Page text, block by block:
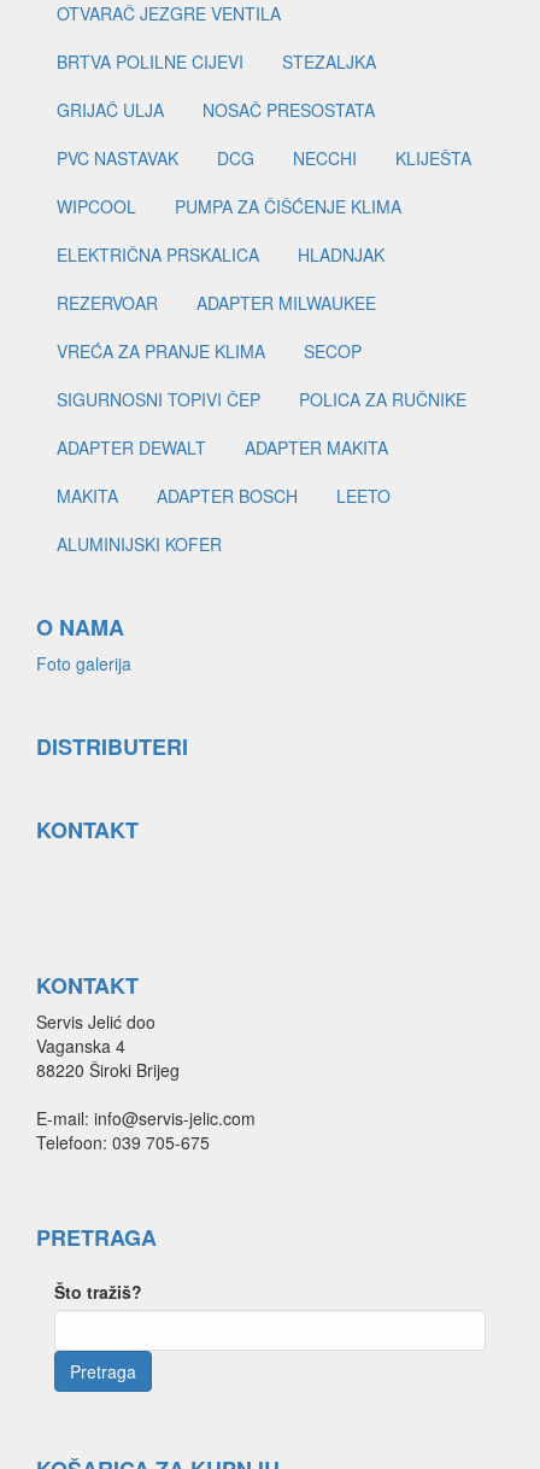
OTVARAČ JEZGRE VENTILA
BRTVA POLILNE CIJEVI
STEZALJKA
GRIJAČ ULJA
NOSAČ PRESOSTATA
PVC NASTAVAK
DCG NECCHI
KLIJEŠTA
WIPCOOL
PUMPA ZA ČIŠĆENJE KLIMA
ELEKTRIČNA PRSKALICA
HLADNJAK
REZERVOAR
ADAPTER MILWAUKEE
VREĆA ZA PRANJE KLIMA
SECOP
SIGURNOSNI TOPIVI ČEP
POLICA ZA RUČNIKE
ADAPTER DEWALT
ADAPTER MAKITA
MAKITA
ADAPTER BOSCH
LEETO
ALUMINIJSKI KOFER
O NAMA
Foto galerija
DISTRIBUTERI
KONTAKT
KONTAKT
Servis Jelić doo
Vaganska 4
88220 Široki Brijeg
E-mail: info@servis-jelic.com
Telefoon: 039 705-675
PRETRAGA
Što tražiš?